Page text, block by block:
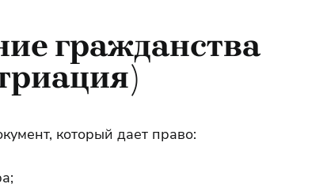
гражданства
который дает право: